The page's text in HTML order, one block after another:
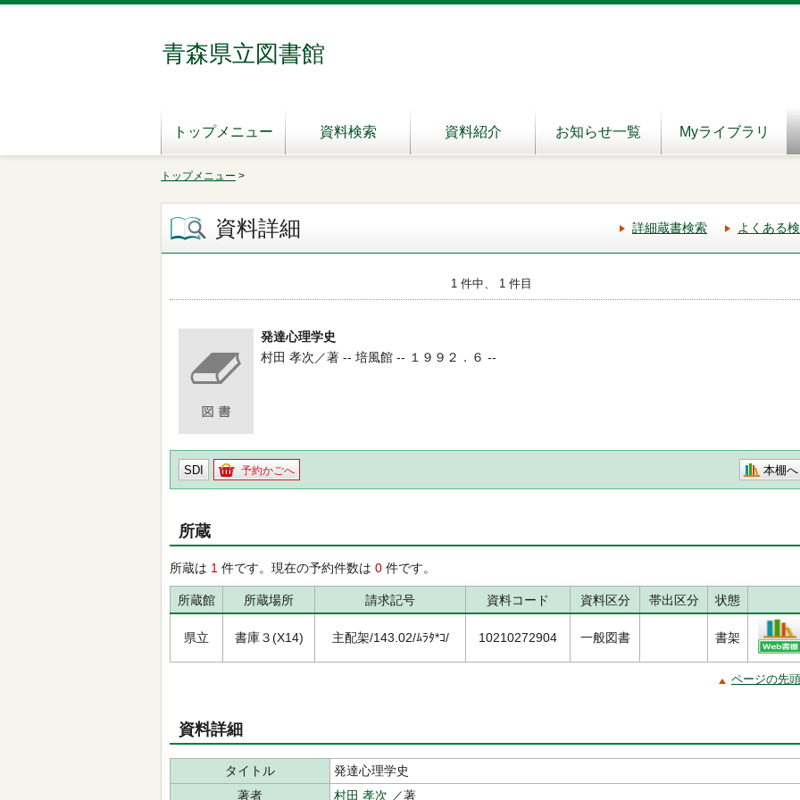
青森県立図書館
トップメニュー 資料検索 資料紹介 お知らせ一覧 Myライブラリ
トップメニュー >
資料詳細 詳細蔵書検索 よくある
1 件中、 1 件目
発達心理学史
村田 孝次／著 -- 培風館 -- １９９２．６ --
SDI 予約かごへ 本棚へ
所蔵
所蔵は 1 件です。現在の予約件数は 0 件です。
所蔵館 所蔵場所 請求記号 資料コード 資料区分 帯出区分 状態
県立 書庫３(X14) 主配架/143.02/ﾑﾗﾀ*ｺ/ 10210272904 一般図書 書架
ページの先
資料詳細
タイトル
発達心理学史
著者
村田 孝次 ／著